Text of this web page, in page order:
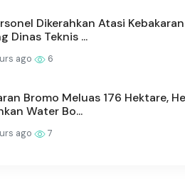
Dikerahkan Atasi Kebakaran
Dinas Teknis ...
ago 6
Bromo Meluas 176 Hektare,
Water Bo...
ago 7